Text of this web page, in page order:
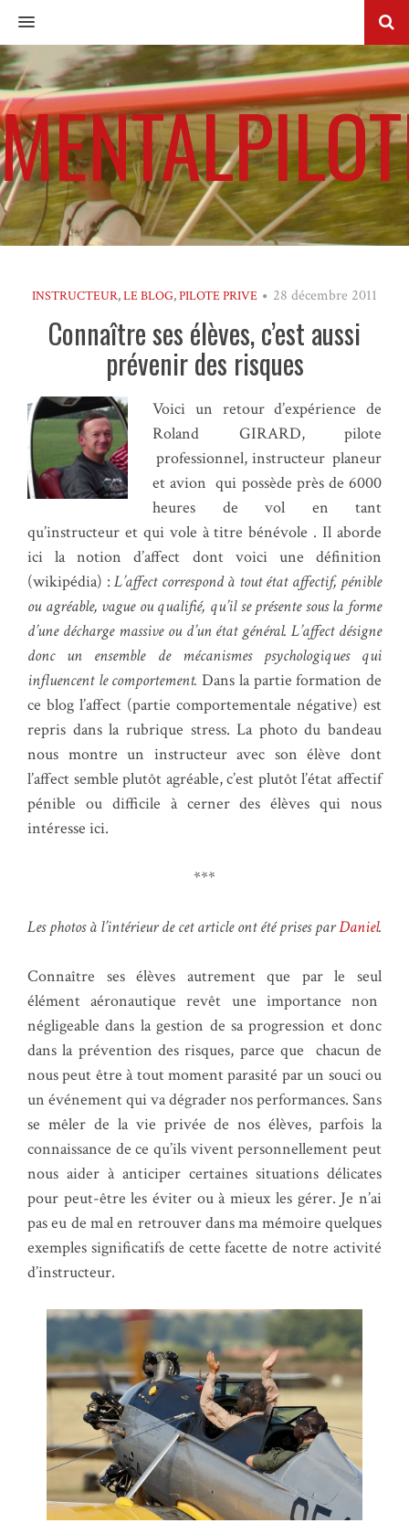
MENU
INSTRUCTEUR,LE BLOG,PILOTE PRIVE 28 décembre 2011
Connaître ses élèves, c’est aussi
prévenir des risques
Voici un retour d’expérience de
Roland GIRARD, pilote
professionnel, instructeur planeur
et avion qui possède près de 6000
heures de vol en tant
qu’instructeur et qui vole à titre bénévole . Il aborde
ici la notion d’affect dont voici une définition
(wikipédia) : L’affect correspond à tout état affectif, pénible
ou agréable, vague ou qualifié, qu’il se présente sous la forme
d’une décharge massive ou d’un état général. L’affect désigne
donc un ensemble de mécanismes psychologiques qui
influencent le comportement.Dans la partie formation de
ce blog l’affect (partie comportementale négative) est
repris dans la rubrique stress. La photo du bandeau
nous montre un instructeur avec son élève dont
l’affect semble plutôt agréable, c’est plutôt l’état affectif
pénible ou difficile à cerner des élèves qui nous
intéresse ici.
***
Les photos à l’intérieur de cet article ont été prises parDaniel.
Connaître ses élèves autrement que par le seul
élément aéronautique revêt une importance non
négligeable dans la gestion de sa progression et donc
dans la prévention des risques, parce que chacun de
nous peut être à tout moment parasité par un souci ou
un événement qui va dégrader nos performances. Sans
se mêler de la vie privée de nos élèves, parfois la
connaissance de ce qu’ils vivent personnellement peut
nous aider à anticiper certaines situations délicates
pour peut-être les éviter ou à mieux les gérer. Je n’ai
pas eu de mal en retrouver dans ma mémoire quelques
exemples significatifs de cette facette de notre activité
d’instructeur.